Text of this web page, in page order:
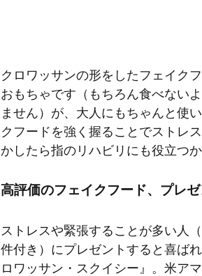
クロワッサンの形をしたフェイク
おもちゃです（もちろん食べない
ません）が、大人にもちゃんと使
クフードを強く握ることでストレ
かしたら指のリハビリにも役立つか
高評価のフェイクフード、プレゼ
ストレスや緊張することが多い人
件付き）にプレゼントすると喜ば
ロワッサン・スクイシー』。米ア